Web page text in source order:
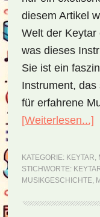
diesem Artikel
Welt der Keytar
was dieses
Sie ist ein
Instrument,
für erfahrene
[Weiterlesen...]
KATEGORIE: KEYTAR,
STICHWORTE:
MUSIKGESCHICHTE,